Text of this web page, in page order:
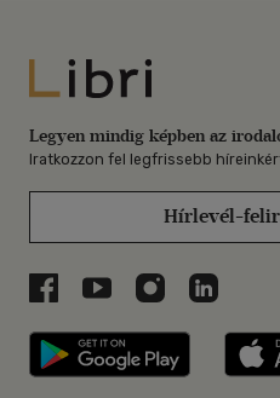
Libri
Legyen mindig képben az
Iratkozzon fel legfrissebb
Hírlevél-
Libri a Facebookon
Libri a Youtube-on
Libri azLibri a
Libri